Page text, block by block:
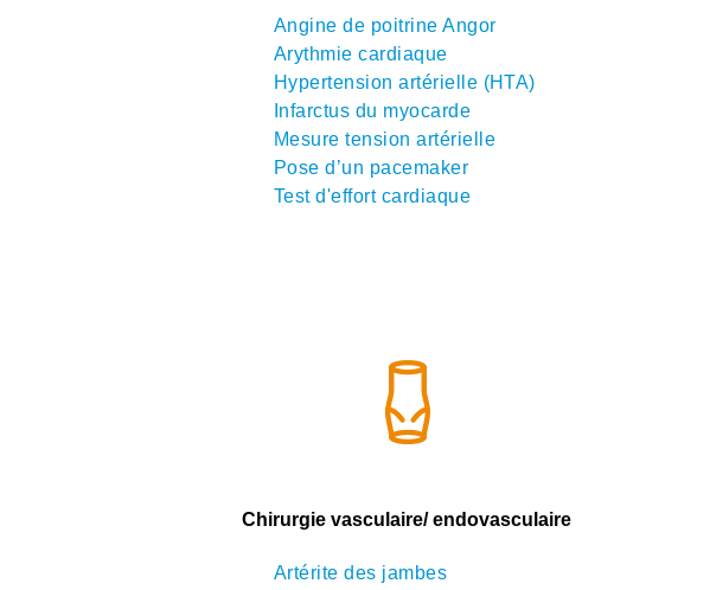
Angine de poitrine Angor
Arythmie cardiaque
Hypertension artérielle (HTA)
Infarctus du myocarde
Mesure tension artérielle
Pose d’un pacemaker
Test d'effort cardiaque
Chirurgie vasculaire/ endovasculaire
Artérite des jambes